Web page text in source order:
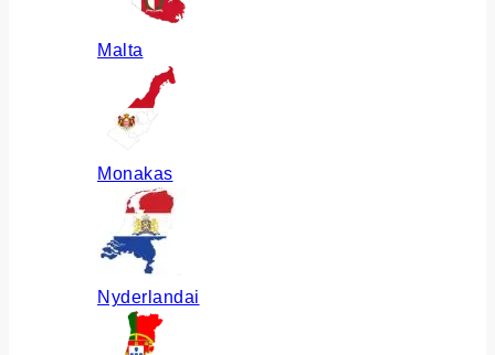
Malta
Monakas
Nyderlandai